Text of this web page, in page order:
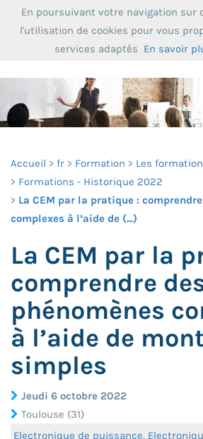
Accueil fr Formation
Les
Formations - Historique 2022
La CEM par la pratique :
complexes à l’aide de (...)
La CEM par la
comprendre
phénomènes
à l’aide de
simples
Jeudi 6 octobre 2022
Toulouse (31)
Electronique de puissance,
En poursuivant votre navigation sur
l'utilisation de cookies pour vous
services adaptés En savoir